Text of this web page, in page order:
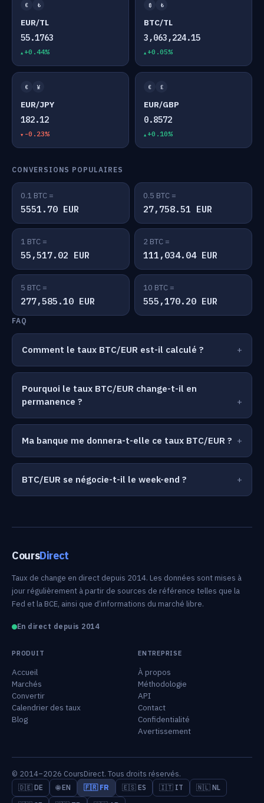
€ ₺
EUR/TL
55.1763
+0.44%
₿ ₺
BTC/TL
3,063,224.15
+0.05%
€ ¥
EUR/JPY
182.12
-0.23%
€ £
EUR/GBP
0.8572
+0.10%
CONVERSIONS POPULAIRES
0.1 BTC =
5551.70 EUR
0.5 BTC =
27,758.51 EUR
1 BTC =
55,517.02 EUR
2 BTC =
111,034.04 EUR
5 BTC =
277,585.10 EUR
10 BTC =
555,170.20 EUR
FAQ
Comment le taux BTC/EUR est-il calculé ?
Pourquoi le taux BTC/EUR change-t-il en
permanence ?
Ma banque me donnera-t-elle ce taux BTC/EUR ?
BTC/EUR se négocie-t-il le week-end ?
CoursDirect
Taux de change en direct depuis 2014. Les données sont mises à
jour régulièrement à partir de sources de référence telles que la
Fed et la BCE, ainsi que d’informations du marché libre.
En direct depuis 2014
PRODUIT
Accueil
Marchés
Convertir
Calendrier des taux
Blog
ENTREPRISE
À propos
Méthodologie
API
Contact
Confidentialité
Avertissement
© 2014–2026 CoursDirect. Tous droits réservés.
🇩🇪 DE 🌐 EN 🇫🇷 FR 🇪🇸 ES 🇮🇹 IT
🇳🇱 NL